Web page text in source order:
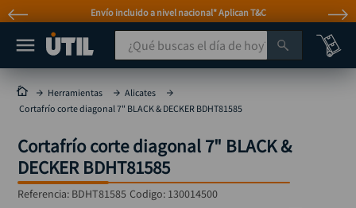
Envío incluido a nivel nacional* Aplican T&C
¿Qué buscas el día de hoy?
Herramientas
Alicates
Cortafrío corte diagonal 7" BLACK & DECKER BDHT81585
Cortafrío corte diagonal 7" BLACK &
DECKER BDHT81585
Referencia: BDHT81585 Codigo: 130014500
MÁS BUSCADOS
taladro
taladros pulidoras
compresor
llave